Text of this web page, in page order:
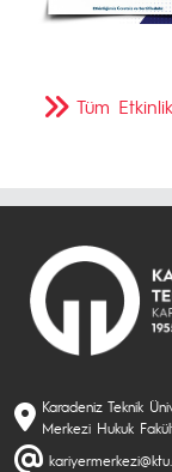
Tüm
Karadeniz Teknik
Merkezi Hukuk